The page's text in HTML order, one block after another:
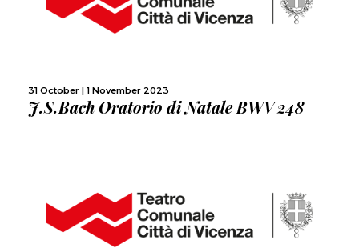
31 October | 1 November 2023
J.S.Bach Oratorio di Natale BWV 248
MORE
MORE